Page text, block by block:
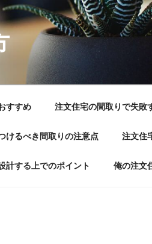
すすめ 注文住宅の間取りで失敗
けるべき間取りの注意点 注文住
計する上でのポイント 俺の注文